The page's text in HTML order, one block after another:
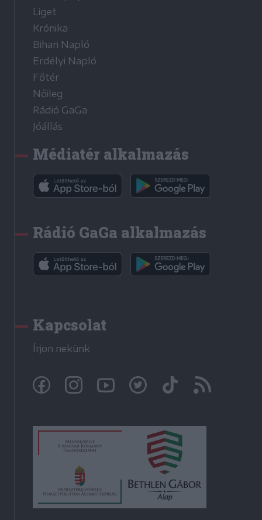
Liget
Krónika
Bihari Napló
Erdélyi Napló
Főtér
Nőileg
Rádió GaGa
Jóállás
Médiatér alkalmazás
Rádió GaGa alkalmazás
Kapcsolat
Írjon nekünk